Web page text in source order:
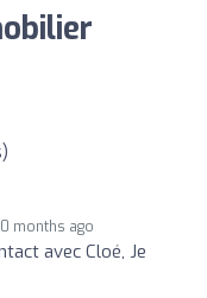
months ago
avec Cloé, Je